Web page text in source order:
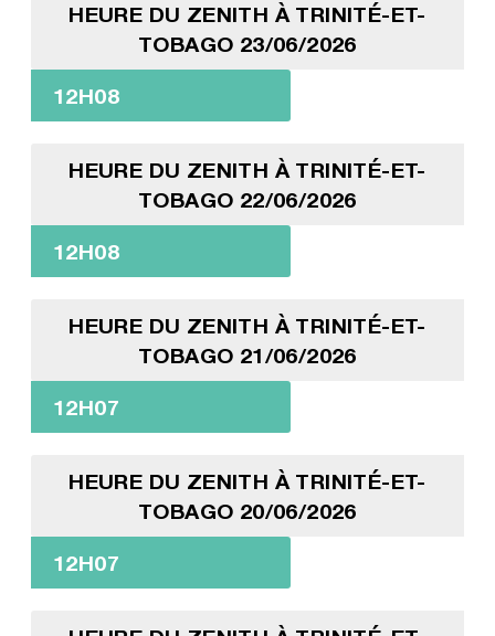
HEURE DU ZENITH À TRINITÉ-ET-
TOBAGO 23/06/2026
12H08
HEURE DU ZENITH À TRINITÉ-ET-
TOBAGO 22/06/2026
12H08
HEURE DU ZENITH À TRINITÉ-ET-
TOBAGO 21/06/2026
12H07
HEURE DU ZENITH À TRINITÉ-ET-
TOBAGO 20/06/2026
12H07